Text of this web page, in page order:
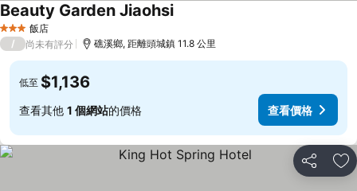
3 星級 飯店
Beauty Garden Jiaohsi查看價格
/ 尚未有評分 礁溪鄉, 距離頭城鎮 11.8 公里
低至 $1,136
查看其他 1 個網站的價格 查看價格
分享 加